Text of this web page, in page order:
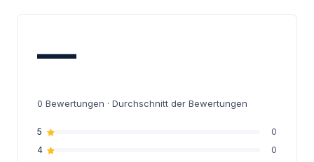
—
0 Bewertungen · Durchschnitt der Bewertungen
5
0
4
0